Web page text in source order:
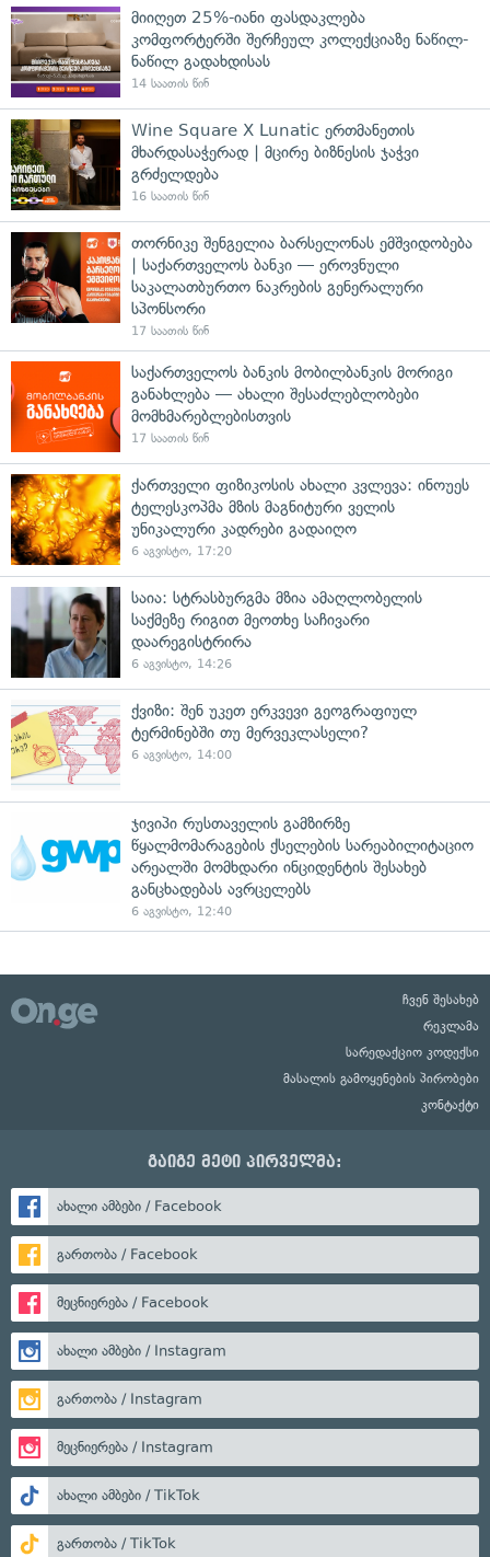
მიიღეთ 25%-იანი ფასდაკლება
კომფორტერში შერჩეულ კოლექციაზე ნაწილ-
ნაწილ გადახდისას
14 საათის წინ
Wine Square X Lunatic ერთმანეთის
მხარდასაჭერად | მცირე ბიზნესის ჯაჭვი
გრძელდება
16 საათის წინ
თორნიკე შენგელია ბარსელონას ემშვიდობება
| საქართველოს ბანკი — ეროვნული
საკალათბურთო ნაკრების გენერალური
სპონსორი
17 საათის წინ
საქართველოს ბანკის მობილბანკის მორიგი
განახლება — ახალი შესაძლებლობები
მომხმარებლებისთვის
17 საათის წინ
ქართველი ფიზიკოსის ახალი კვლევა: ინოუეს
ტელესკოპმა მზის მაგნიტური ველის
უნიკალური კადრები გადაიღო
6 აგვისტო, 17:20
საია: სტრასბურგმა მზია ამაღლობელის
საქმეზე რიგით მეოთხე საჩივარი
დაარეგისტრირა
6 აგვისტო, 14:26
ქვიზი: შენ უკეთ ერკვევი გეოგრაფიულ
ტერმინებში თუ მერვეკლასელი?
6 აგვისტო, 14:00
ჯივიპი რუსთაველის გამზირზე
წყალმომარაგების ქსელების სარეაბილიტაციო
არეალში მომხდარი ინციდენტის შესახებ
განცხადებას ავრცელებს
6 აგვისტო, 12:40
ჩვენ შესახებ
რეკლამა
სარედაქციო კოდექსი
მასალის გამოყენების პირობები
კონტაქტი
გაიგე მეტი პირველმა:
ახალი ამბები / Facebook
გართობა / Facebook
მეცნიერება / Facebook
ახალი ამბები / Instagram
გართობა / Instagram
მეცნიერება / Instagram
ახალი ამბები / TikTok
გართობა / TikTok